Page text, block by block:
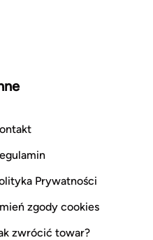
Prywatności
zgody cookies
zwrócić towar?